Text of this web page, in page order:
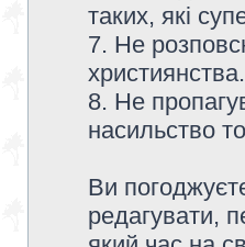
таких, які
7. Не
християнства.
8. Не
насильство
Ви
редагувати,